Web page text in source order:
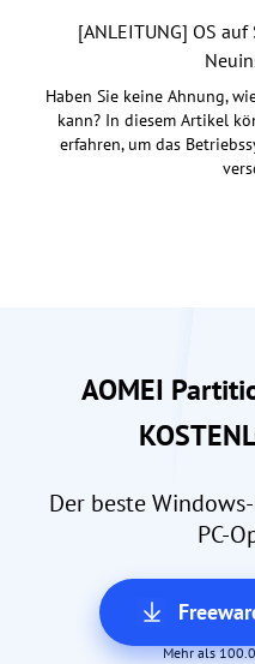
[ANLEITUNG] OS
Haben Sie keine Ahnung,
kann? In diesem Artikel
erfahren, um das
AOMEI
Der beste
PC-
Mehr als